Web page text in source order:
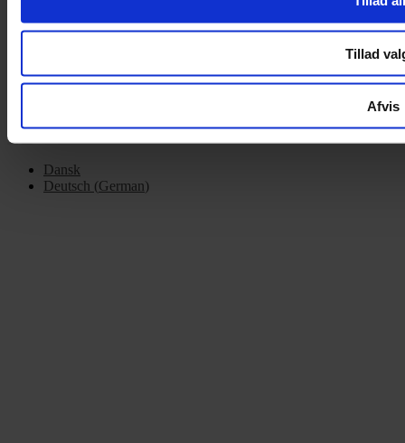
Tillad
Afvis
Mandag – Fredag 10:00 – 17:30
Copyright © 2022.Design & hosting by Webhuset Ballum ApS
Dansk
Deutsch (German)